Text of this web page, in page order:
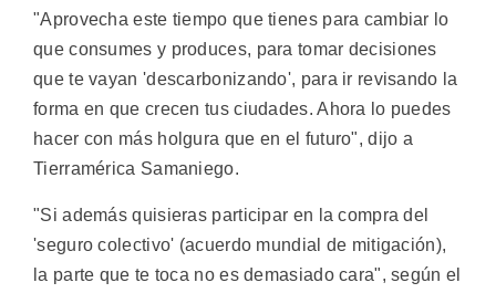
"Aprovecha este tiempo que tienes para cambiar lo
que consumes y produces, para tomar decisiones
que te vayan 'descarbonizando', para ir revisando la
forma en que crecen tus ciudades. Ahora lo puedes
hacer con más holgura que en el futuro", dijo a
Tierramérica Samaniego.
"Si además quisieras participar en la compra del
'seguro colectivo' (acuerdo mundial de mitigación),
la parte que te toca no es demasiado cara", según el